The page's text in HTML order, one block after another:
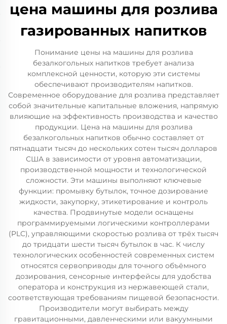
цена машины для розлива
газированных напитков
Понимание цены на машины для розлива
безалкогольных напитков требует анализа
комплексной ценности, которую эти системы
обеспечивают производителям напитков.
Современное оборудование для розлива представляет
собой значительные капитальные вложения, напрямую
влияющие на эффективность производства и качество
продукции. Цена на машины для розлива
безалкогольных напитков обычно составляет от
пятнадцати тысяч до нескольких сотен тысяч долларов
США в зависимости от уровня автоматизации,
производственной мощности и технологической
сложности. Эти машины выполняют ключевые
функции: промывку бутылок, точное дозирование
жидкости, закупорку, этикетирование и контроль
качества. Продвинутые модели оснащены
программируемыми логическими контроллерами
(PLC), управляющими скоростью розлива от трёх тысяч
до тридцати шести тысяч бутылок в час. К числу
технологических особенностей современных систем
относятся сервоприводы для точного объёмного
дозирования, сенсорные интерфейсы для удобства
оператора и конструкция из нержавеющей стали,
соответствующая требованиям пищевой безопасности.
Производители могут выбирать между
гравитационными, давленческими или вакуумными